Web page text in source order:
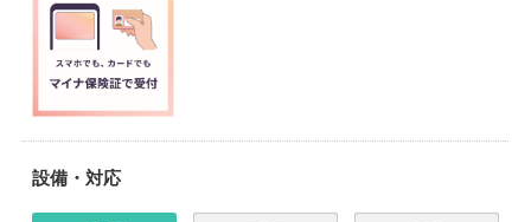
設備・対応